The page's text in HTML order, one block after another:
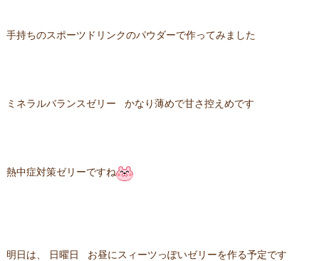
手持ちのスポーツドリンクのパウダーで作ってみました
ミネラルバランスゼリー かなり薄めで甘さ控えめです
熱中症対策ゼリーですね
明日は、 日曜日 お昼にスィーツっぽいゼリーを作る予定です